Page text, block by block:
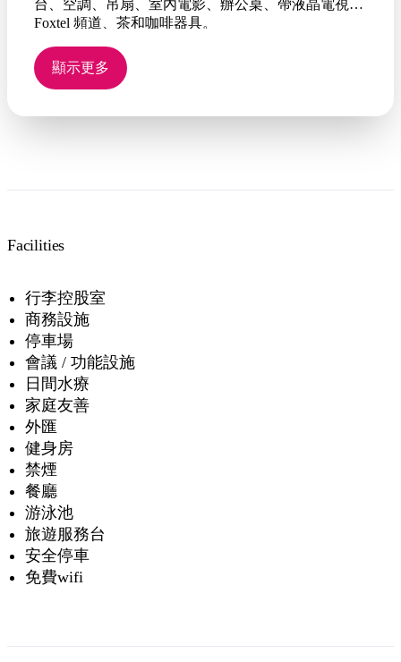
台、空調、吊扇、室內電影、辦公桌、帶液晶電視的
Foxtel 頻道、茶和咖啡器具。
顯示更多
Facilities
行李控股室
商務設施
停車場
會議 / 功能設施
日間水療
家庭友善
外匯
健身房
禁煙
餐廳
游泳池
旅遊服務台
安全停車
免費wifi